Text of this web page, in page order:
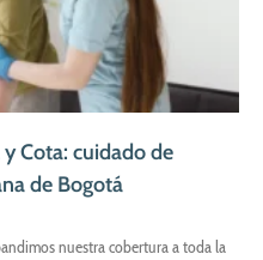
Cota: cuidado de
de Bogotá
nuestra cobertura a toda la